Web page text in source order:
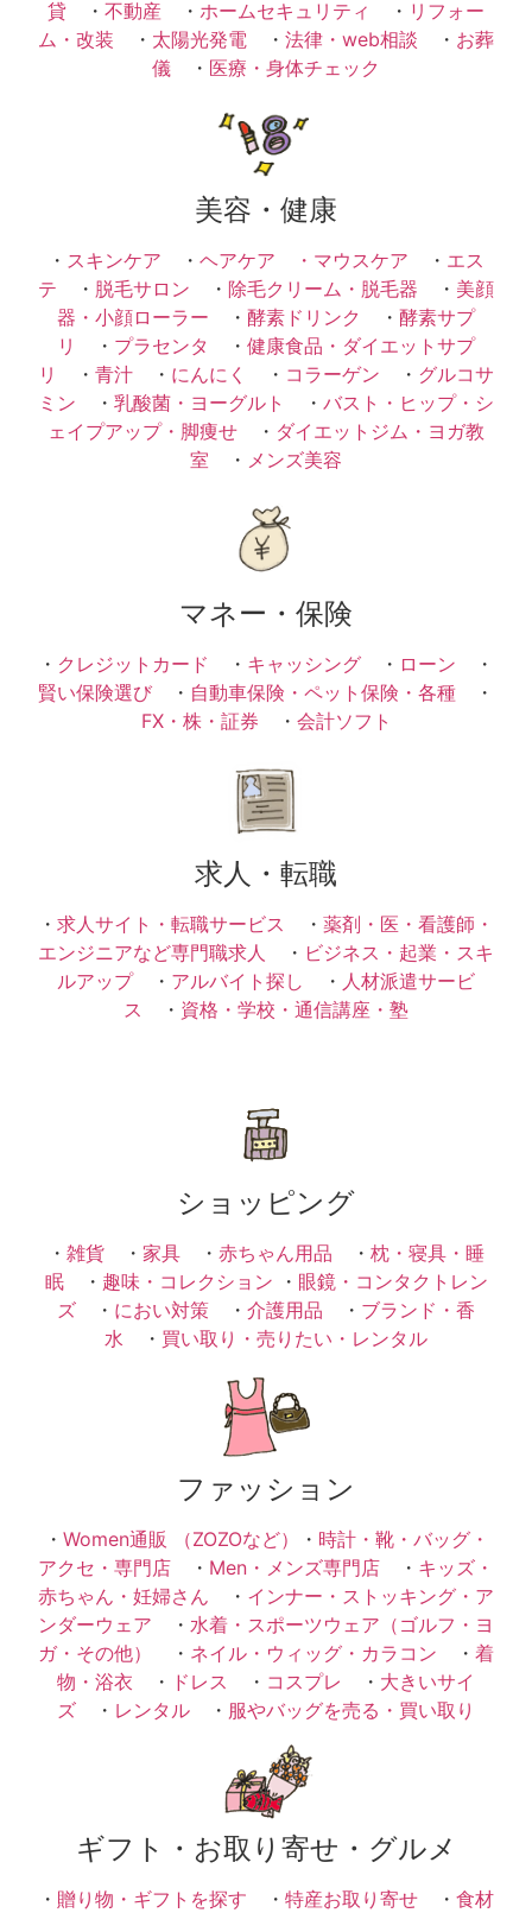
貸 ・ 不動産 ・ ホームセキュリティ ・ リフォー
ム・改装 ・ 太陽光発電 ・ 法律・web相談 ・ お葬
儀 ・ 医療・身体チェック
美容・健康
・ スキンケア ・ ヘアケア ・ マウスケア ・ エス
テ ・ 脱毛サロン ・ 除毛クリーム・脱毛器 ・ 美顔
器・小顔ローラー ・ 酵素ドリンク ・ 酵素サプ
リ
・ プラセンタ ・ 健康食品・ダイエットサプ
リ
・ 青汁 ・ にんにく ・ コラーゲン ・ グルコサ
ミン ・ 乳酸菌・ヨーグルト ・ バスト・ヒップ・シ
ェイプアップ・脚痩せ ・ ダイエットジム・ヨガ教
室 ・ メンズ美容
マネー・保険
・ クレジットカード ・ キャッシング ・ ローン ・
賢い保険選び ・ 自動車保険・ペット保険・各種 ・
FX・株・証券 ・ 会計ソフト
求人・転職
・ 求人サイト・転職サービス ・ 薬剤・医・看護師・
エンジニアなど専門職求人
・ ビジネス・起業・スキ
ルアップ・ アルバイト探し ・ 人材派遣サービ
ス ・ 資格・学校・通信講座・塾
ショッピング
・ 雑貨 ・ 家具 ・ 赤ちゃん用品 ・ 枕・寝具・睡
眠・ 趣味・コレクション ・ 眼鏡・コンタクトレン
ズ ・ におい対策 ・ 介護用品 ・ ブランド・香
水 ・ 買い取り・売りたい・レンタル
ファッション
・ Women通販 （ZOZOなど） ・ 時計・靴・バッグ・
アクセ・専門店 ・ Men・メンズ専門店 ・ キッズ・
赤ちゃん・妊婦さん ・ インナー・ストッキング・ア
ンダーウェア ・ 水着・スポーツウェア（ゴルフ・ヨ
ガ・その他）
・ ネイル・ウィッグ・カラコン ・ 着
物・浴衣 ・ ドレス ・ コスプレ ・ 大きいサイ
ズ ・ レンタル ・ 服やバッグを売る・買い取り
ギフト・お取り寄せ・グルメ
・ 贈り物・ギフトを探す ・ 特産お取り寄せ ・ 食材